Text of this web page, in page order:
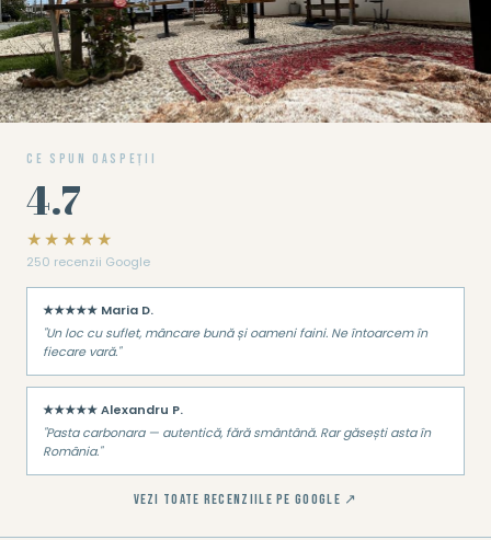
Ce spun oaspeții
4.7
★★★★★
250 recenzii Google
★★★★★ Maria D.
"Un loc cu suflet, mâncare bună și oameni faini. Ne întoarcem în
fiecare vară."
★★★★★ Alexandru P.
"Pasta carbonara — autentică, fără smântână. Rar găsești asta în
România."
VEZI TOATE RECENZIILE PE GOOGLE ↗